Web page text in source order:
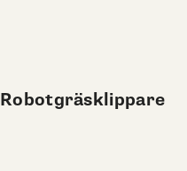
Robotgräsklippare